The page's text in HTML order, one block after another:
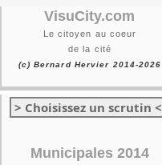
VisuCity.com
Le citoyen au coeur
de la cité
(c) Bernard Hervier 2014-2026
> Choisissez un scrutin <
Municipales 2014